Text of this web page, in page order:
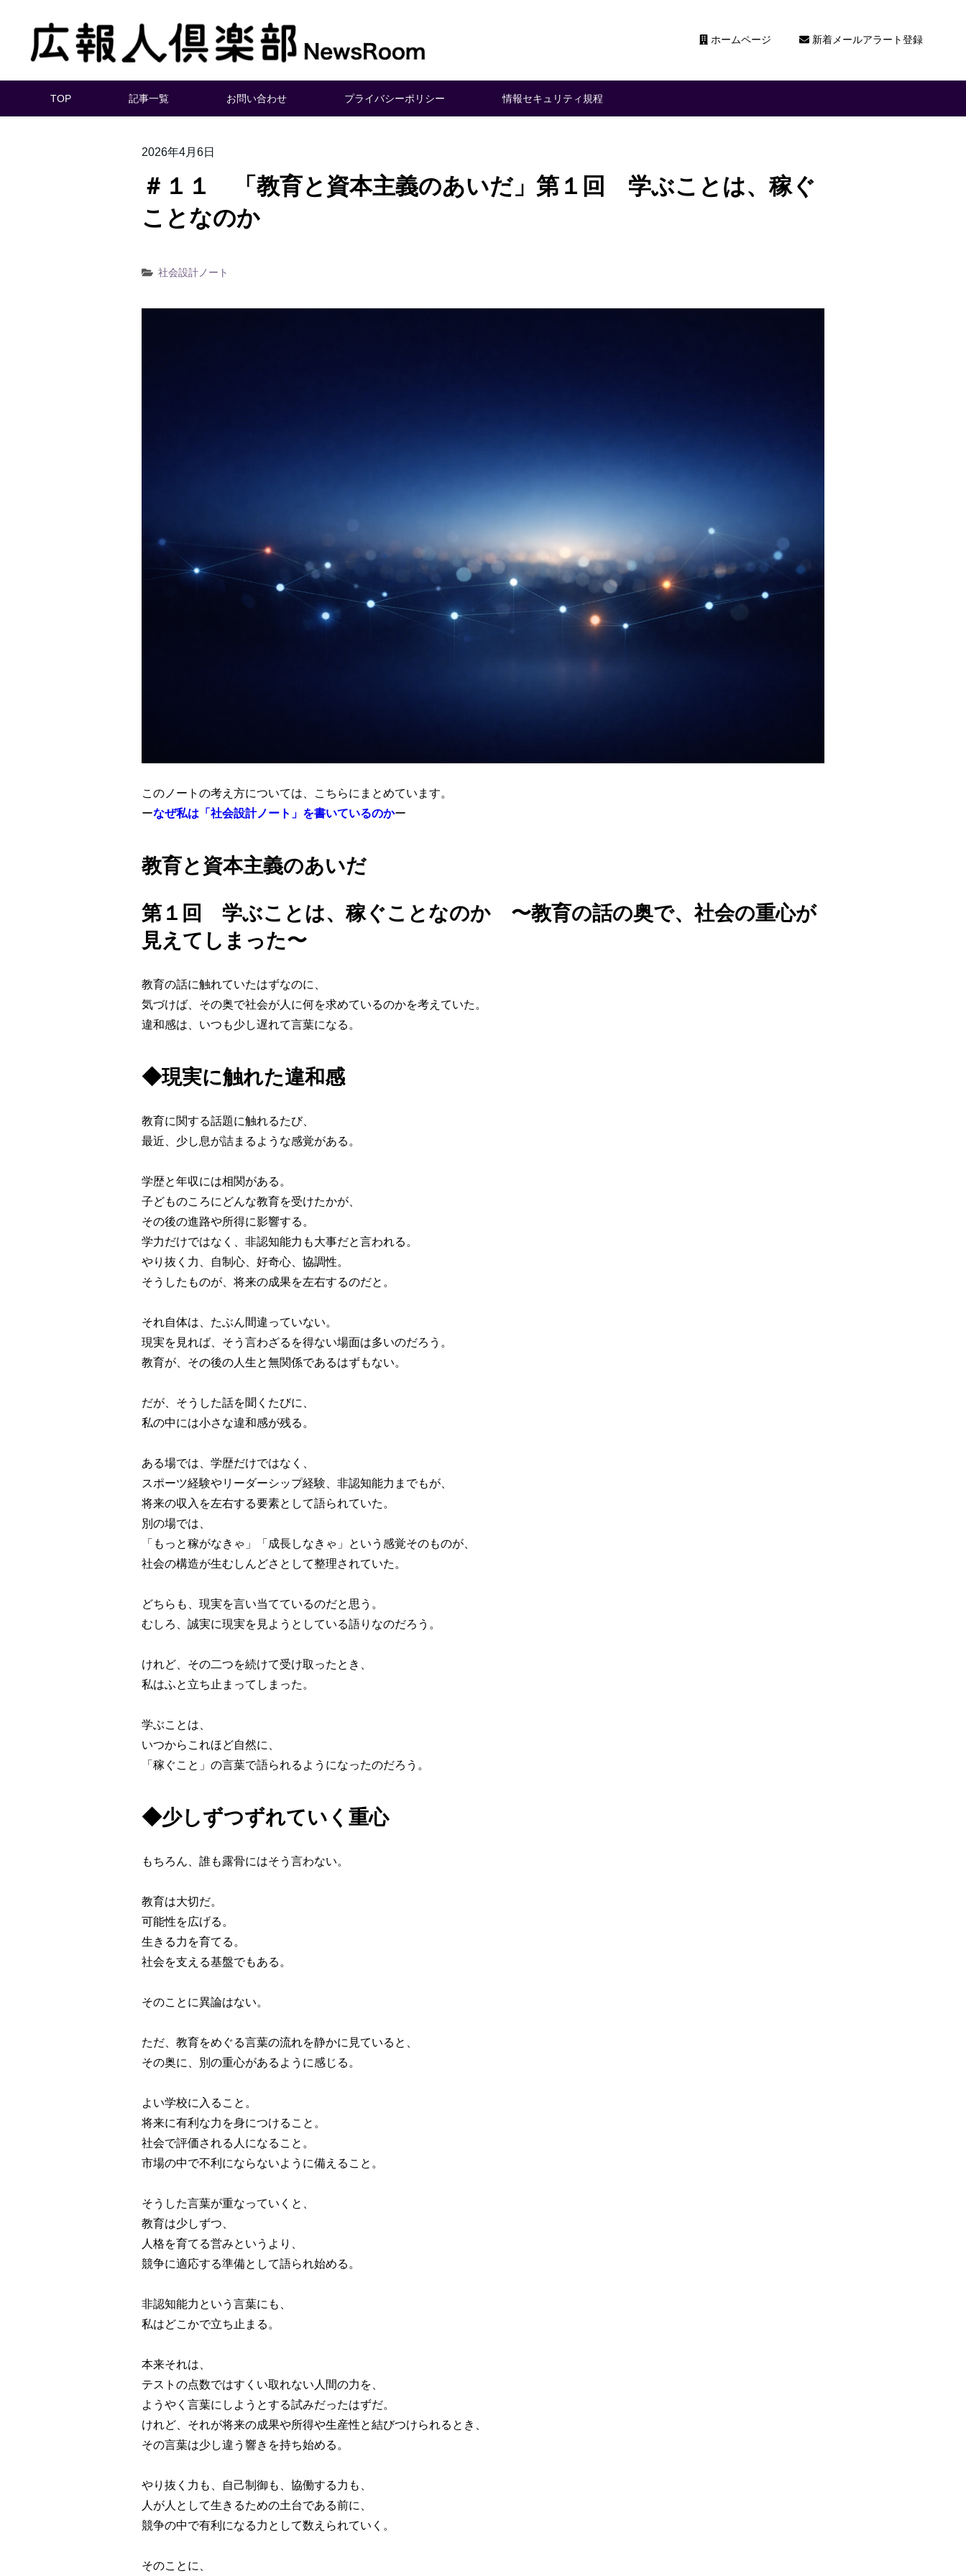
ホームページ 新着メールアラート登録
TOP 記事一覧 お問い合わせ プライバシーポリシー 情報セキュリティ規程
2026年4月6日
＃１１ 「教育と資本主義のあいだ」第１回 学ぶことは、稼ぐ
ことなのか
社会設計ノート
このノートの考え方については、こちらにまとめています。
ーなぜ私は「社会設計ノート」を書いているのかー
教育と資本主義のあいだ
第１回 学ぶことは、稼ぐことなのか 〜教育の話の奥で、社会の重心が
見えてしまった〜
教育の話に触れていたはずなのに、
気づけば、その奥で社会が人に何を求めているのかを考えていた。
違和感は、いつも少し遅れて言葉になる。
◆現実に触れた違和感
教育に関する話題に触れるたび、
最近、少し息が詰まるような感覚がある。
学歴と年収には相関がある。
子どものころにどんな教育を受けたかが、
その後の進路や所得に影響する。
学力だけではなく、非認知能力も大事だと言われる。
やり抜く力、自制心、好奇心、協調性。
そうしたものが、将来の成果を左右するのだと。
それ自体は、たぶん間違っていない。
現実を見れば、そう言わざるを得ない場面は多いのだろう。
教育が、その後の人生と無関係であるはずもない。
だが、そうした話を聞くたびに、
私の中には小さな違和感が残る。
ある場では、学歴だけではなく、
スポーツ経験やリーダーシップ経験、非認知能力までもが、
将来の収入を左右する要素として語られていた。
別の場では、
「もっと稼がなきゃ」「成長しなきゃ」という感覚そのものが、
社会の構造が生むしんどさとして整理されていた。
どちらも、現実を言い当てているのだと思う。
むしろ、誠実に現実を見ようとしている語りなのだろう。
けれど、その二つを続けて受け取ったとき、
私はふと立ち止まってしまった。
学ぶことは、
いつからこれほど自然に、
「稼ぐこと」の言葉で語られるようになったのだろう。
◆少しずつずれていく重心
もちろん、誰も露骨にはそう言わない。
教育は大切だ。
可能性を広げる。
生きる力を育てる。
社会を支える基盤でもある。
そのことに異論はない。
ただ、教育をめぐる言葉の流れを静かに見ていると、
その奥に、別の重心があるように感じる。
よい学校に入ること。
将来に有利な力を身につけること。
社会で評価される人になること。
市場の中で不利にならないように備えること。
そうした言葉が重なっていくと、
教育は少しずつ、
人格を育てる営みというより、
競争に適応する準備として語られ始める。
非認知能力という言葉にも、
私はどこかで立ち止まる。
本来それは、
テストの点数ではすくい取れない人間の力を、
ようやく言葉にしようとする試みだったはずだ。
けれど、それが将来の成果や所得や生産性と結びつけられるとき、
その言葉は少し違う響きを持ち始める。
やり抜く力も、自己制御も、協働する力も、
人が人として生きるための土台である前に、
競争の中で有利になる力として数えられていく。
そのことに、